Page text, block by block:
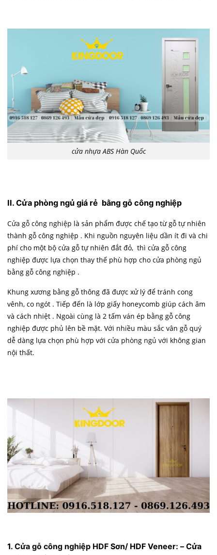
cửa nhựa ABS Hàn Quốc
II. Cửa phòng ngủ giá rẻ bằng gỗ công nghiệp
Cửa gỗ công nghiệp là sản phẩm được chế tạo từ gỗ tự nhiên
thành gỗ công nghiệp . Khi nguồn nguyên liệu dần ít đi và chi
phí cho một bộ cửa gỗ tự nhiên đắt đỏ, thì cửa gỗ công
nghiệp được lựa chọn thay thế phù hợp cho cửa phòng ngủ
bằng gỗ công nghiệp .
Khung xương bằng gỗ thông đã được xử lý để tránh cong
vênh, co ngót . Tiếp đến là lớp giấy honeycomb giúp cách âm
và cách nhiệt . Ngoài cùng là 2 tấm ván ép bằng gỗ công
nghiệp được phủ lên bề mặt. Với nhiều màu sắc vân gỗ quý
dễ dàng lựa chọn phù hợp với cửa phòng ngủ với không gian
nội thất.
1. Cửa gỗ công nghiệp HDF Sơn/ HDF Veneer: – Cửa